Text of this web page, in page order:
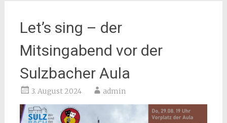
Let’s sing – der
Mitsingabend vor der
Sulzbacher Aula
3. August 2024 admin